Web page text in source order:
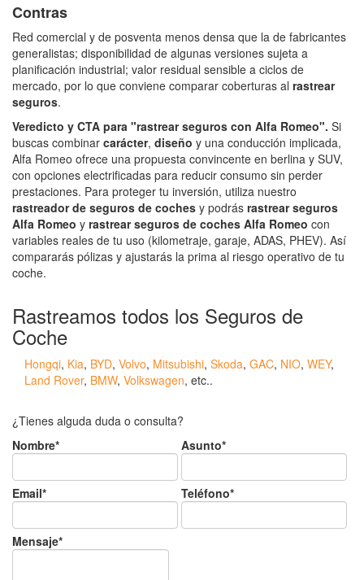
Contras
Red comercial y de posventa menos densa que la de fabricantes
generalistas; disponibilidad de algunas versiones sujeta a
planificación industrial; valor residual sensible a ciclos de
mercado, por lo que conviene comparar coberturas al rastrear
seguros.
Veredicto y CTA para "rastrear seguros con Alfa Romeo". Si
buscas combinar carácter, diseño y una conducción implicada,
Alfa Romeo ofrece una propuesta convincente en berlina y SUV,
con opciones electrificadas para reducir consumo sin perder
prestaciones. Para proteger tu inversión, utiliza nuestro
rastreador de seguros de coches y podrás rastrear seguros
Alfa Romeo y rastrear seguros de coches Alfa Romeo con
variables reales de tu uso (kilometraje, garaje, ADAS, PHEV). Así
compararás pólizas y ajustarás la prima al riesgo operativo de tu
coche.
Rastreamos todos los Seguros de
Coche
Hongqi, Kia, BYD, Volvo, Mitsubishi, Skoda, GAC, NIO, WEY,
Land Rover, BMW, Volkswagen, etc..
¿Tienes alguda duda o consulta?
Nombre*
Asunto*
Email* Teléfono*
Mensaje*